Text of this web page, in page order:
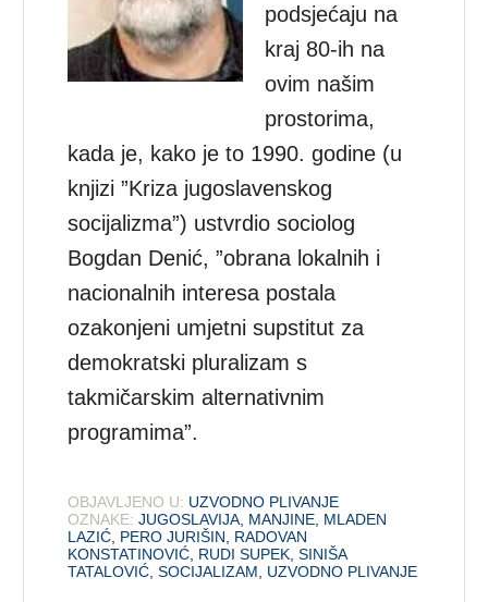
podsjećaju na
kraj 80-ih na
ovim našim
prostorima,
kada je, kako je to 1990. godine (u
knjizi ”Kriza jugoslavenskog
socijalizma”) ustvrdio sociolog
Bogdan Denić, ”obrana lokalnih i
nacionalnih interesa postala
ozakonjeni umjetni supstitut za
demokratski pluralizam s
takmičarskim alternativnim
programima”.
OBJAVLJENO U: UZVODNO PLIVANJE
OZNAKE: JUGOSLAVIJA MANJINE MLADEN
LAZIĆ PERO JURIŠIN
RADOVAN
KONSTATINOVIĆ RUDI SUPEK ,SINIŠA
TATALOVIĆ ,SOCIJALIZAM UZVODNO PLIVANJE